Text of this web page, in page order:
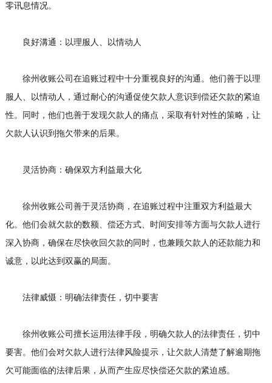
零讯息情况。
良好溝通：以理服人、以情动人
徐州收账公司在追账过程中十分重视良好的沟通。他们善于以理
服人、以情动人，通过耐心的沟通促使欠款人意识到偿还欠款的紧迫
性。同时，他们也善于发现欠款人的痛点，采取有针对性的策略，让
欠款人认识到拖欠带来的后果。
灵活协商：确保双方利益最大化
徐州收账公司善于灵活协商，在追账过程中注重双方利益最大
化。他们会就欠款的数额、偿还方式、时间安排等方面与欠款人进行
深入协商，确保在尽快收回欠款的同时，也兼顾欠款人的还款能力和
诚意，以此达到双赢的局面。
法律威慑：明确法律责任，切中要害
徐州收账公司擅长运用法律手段，明确欠款人的法律责任，切中
要害。他们会对欠款人进行法律风险提示，让欠款人清楚了解逾期拖
欠可能面临的法律后果，从而产生应尽快偿还欠款的紧迫感。